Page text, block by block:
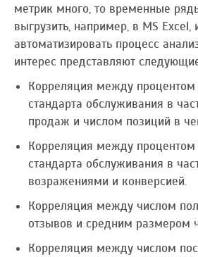
метрик много, то временные
выгрузить, например, в MS Excel,
автоматизировать процесс
интерес представляют
Корреляция между
стандарта обслуживания в
продаж и числом позиций в
Корреляция между
стандарта обслуживания в
возражениями и конверсией.
Корреляция между числом
отзывов и средним размером
Корреляция между числом